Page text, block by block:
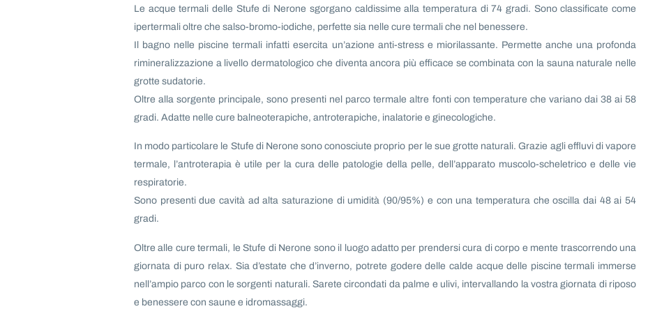
Le acque termali delle Stufe di Nerone sgorgano caldissime alla temperatura di 74 gradi. Sono classificate come
ipertermali oltre che salso-bromo-iodiche, perfette sia nelle cure termali che nel benessere.
Il bagno nelle piscine termali infatti esercita un’azione anti-stress e miorilassante. Permette anche una profonda
rimineralizzazione a livello dermatologico che diventa ancora più efficace se combinata con la sauna naturale nelle
grotte sudatorie.
Oltre alla sorgente principale, sono presenti nel parco termale altre fonti con temperature che variano dai 38 ai 58
gradi. Adatte nelle cure balneoterapiche, antroterapiche, inalatorie e ginecologiche.
In modo particolare le Stufe di Nerone sono conosciute proprio per le sue grotte naturali. Grazie agli effluvi di vapore
termale, l’antroterapia è utile per la cura delle patologie della pelle, dell’apparato muscolo-scheletrico e delle vie
respiratorie.
Sono presenti due cavità ad alta saturazione di umidità (90/95%) e con una temperatura che oscilla dai 48 ai 54
gradi.
Oltre alle cure termali, le Stufe di Nerone sono il luogo adatto per prendersi cura di corpo e mente trascorrendo una
giornata di puro relax. Sia d’estate che d’inverno, potrete godere delle calde acque delle piscine termali immerse
nell’ampio parco con le sorgenti naturali. Sarete circondati da palme e ulivi, intervallando la vostra giornata di riposo
e benessere con saune e idromassaggi.